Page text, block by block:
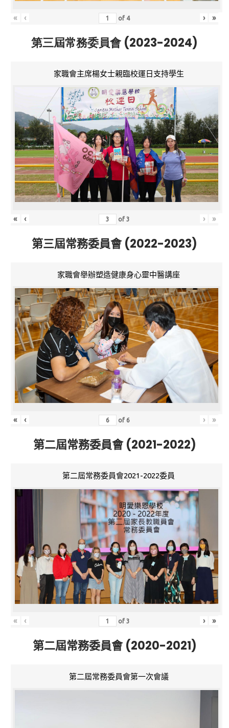
« ‹ of 4 › »
第三屆常務委員會 (2023-2024)
家職會主席楊女士親臨校運日支持學生
« ‹ of3 › »
第三屆常務委員會 (2022-2023)
家職會舉辦塑造健康身心靈中醫講座
« ‹ of 6 › »
第二屆常務委員會 (2021-2022)
第二屆常務委員會2021-2022委員
« ‹ of3 › »
第二屆常務委員會 (2020-2021)
第二屆常務委員會第一次會議